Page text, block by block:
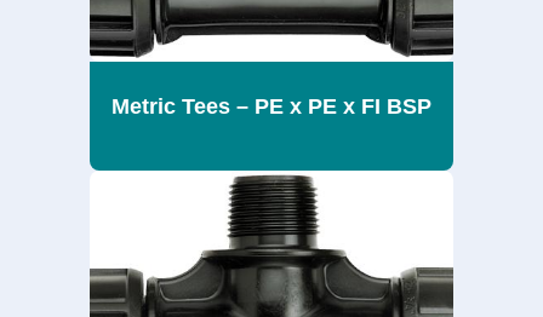
Metric Tees – PE x PE x FI BSP